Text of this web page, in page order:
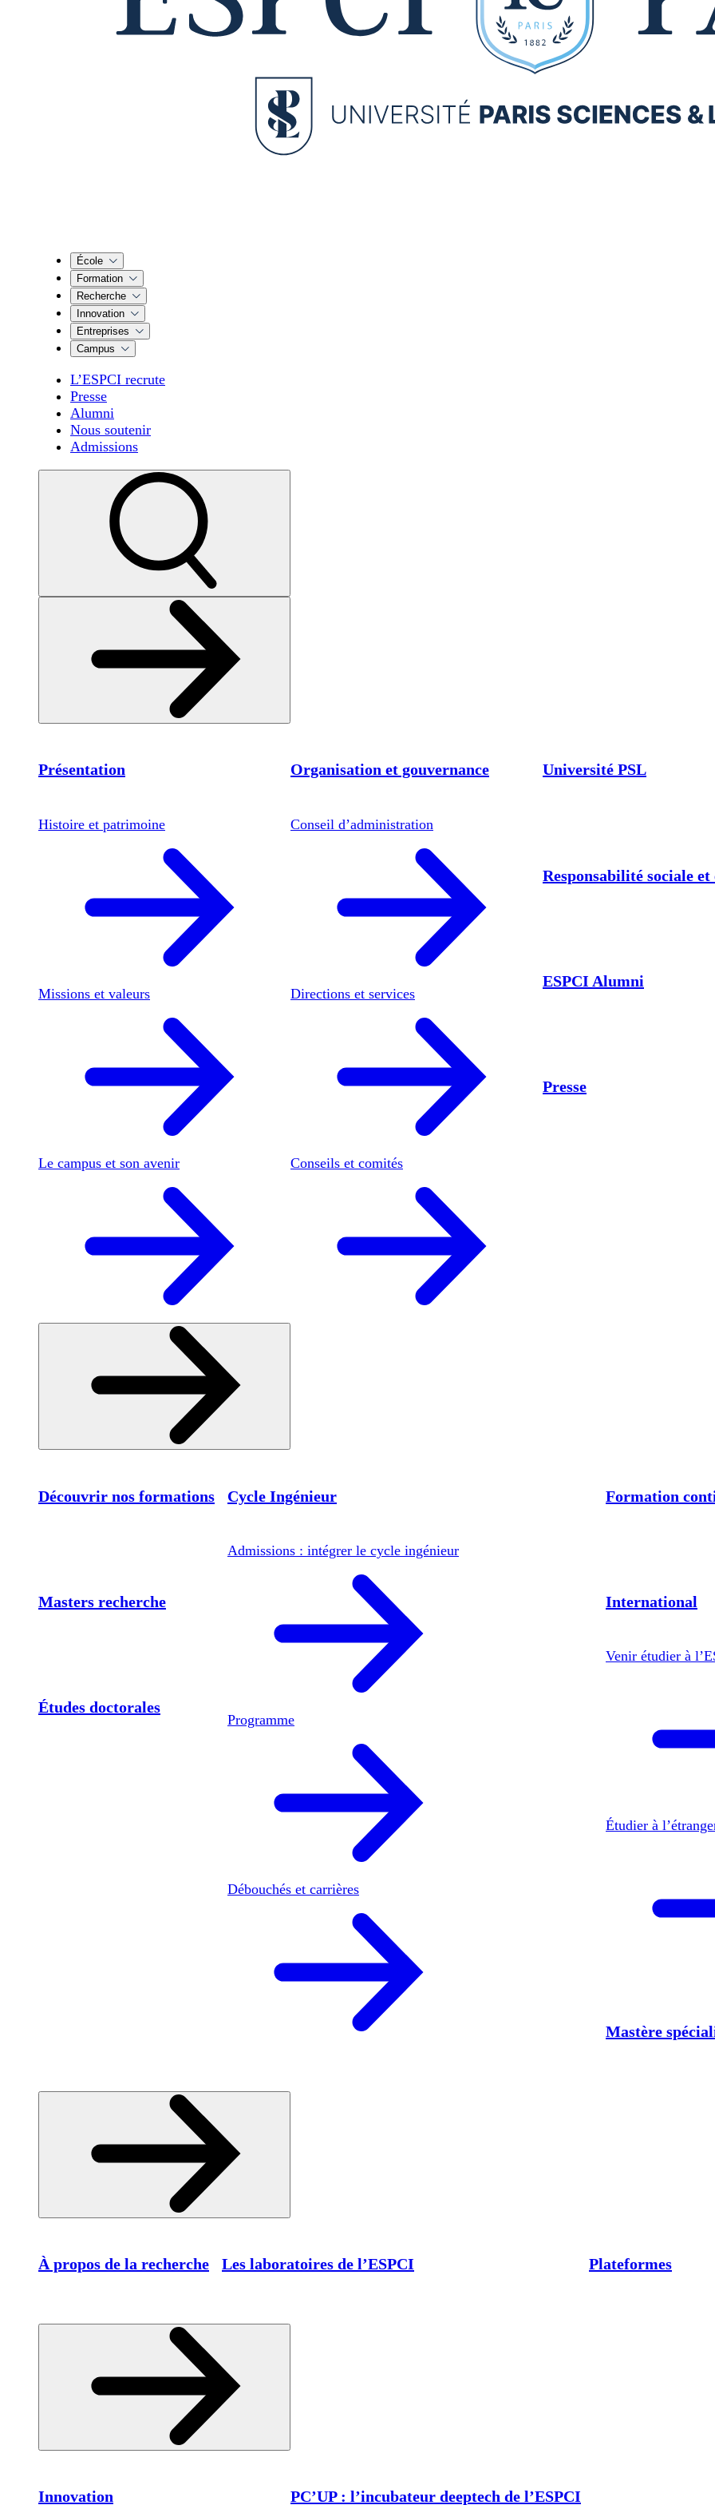
École
Formation
Recherche
Innovation
Entreprises
Campus
L’ESPCI recrute
Presse
Alumni
Nous soutenir
Admissions
Présentation
Histoire et patrimoine
Missions et valeurs
Le campus et son avenir
Organisation et gouvernance
Conseil d’administration
Directions et services
Conseils et comités
Université PSL
Responsabilité sociale
ESPCI Alumni
Presse
Découvrir nos formations Cycle Ingénieur
Admissions : intégrer le cycle ingénieur
Programme
Débouchés et carrières
Formation
International
Venir étudier à
Étudier à
Masters recherche
Études doctorales
Mastère
À propos de la recherche Les laboratoires de l’ESPCI Plateformes
Innovation PC’UP : l’incubateur deeptech de l’ESPCI